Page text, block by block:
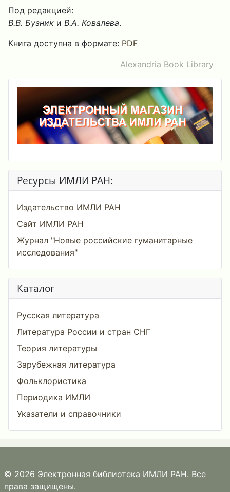
Под редакцией:
В.В. Бузник и В.А. Ковалева.
Книга доступна в формате: PDF
Alexandria Book Library
Ресурсы ИМЛИ РАН:
Издательство ИМЛИ РАН
Сайт ИМЛИ РАН
Журнал "Новые российские гуманитарные
исследования"
Каталог
Русская литература
Литература России и стран СНГ
Теория литературы
Зарубежная литература
Фольклористика
Периодика ИМЛИ
Указатели и справочники
© 2026 Электронная библиотека ИМЛИ РАН. Все
права защищены.